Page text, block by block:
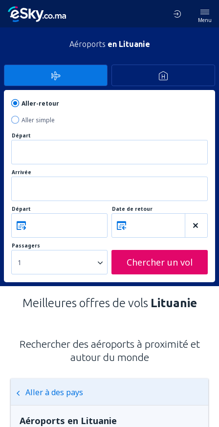
Menu
Aéroports en Lituanie
Aller-retour
Aller simple
Départ
Arrivée
Départ Date de retour
Passagers
1 Chercher un vol
Meilleures offres de vols Lituanie
Rechercher des aéroports à proximité et
autour du monde
Aller à des pays
Aéroports en Lituanie